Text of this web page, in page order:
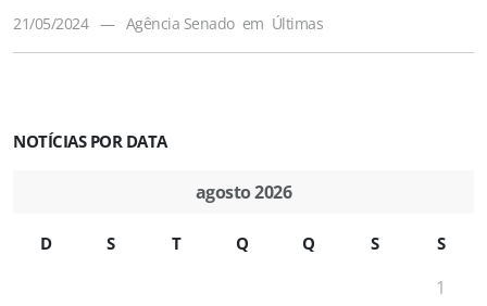
21/05/2024 — Agência Senado em Últimas
NOTÍCIAS POR DATA
agosto 2026
D S T Q Q S S
1